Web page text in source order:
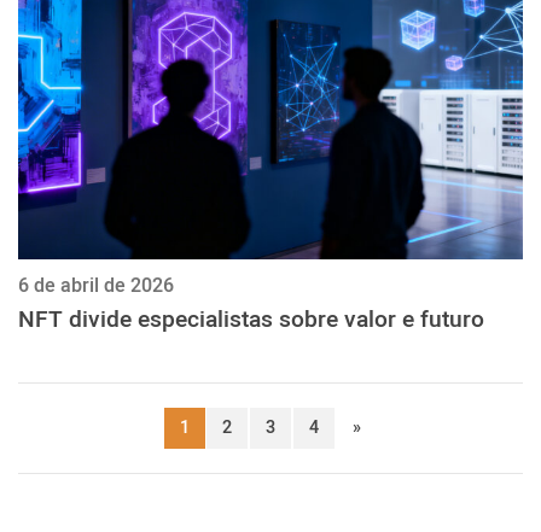
6 de abril de 2026
NFT divide especialistas sobre valor e futuro
1 2 3 4 »